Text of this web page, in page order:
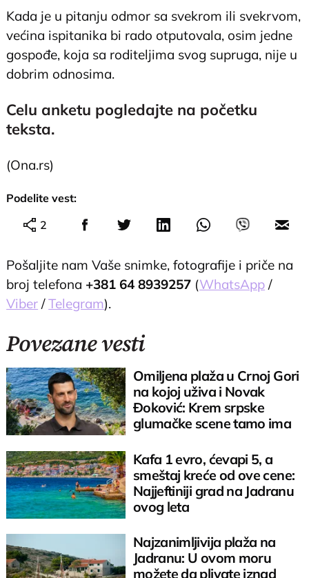
Kada je u pitanju odmor sa svekrom ili svekrvom,
većina ispitanika bi rado otputovala, osim jedne
gospođe, koja sa roditeljima svog supruga, nije u
dobrim odnosima.
Celu anketu pogledajte na početku
teksta.
(Ona.rs)
Podelite vest:
2
Pošaljite nam Vaše snimke, fotografije i priče na
broj telefona +381 64 8939257 (WhatsApp /
Viber /Telegram).
Povezane vesti
Omiljena plaža u Crnoj Gori
na kojoj uživa i Novak
Đoković: Krem srpske
glumačke scene tamo ima
Kafa 1 evro, ćevapi 5, a
smeštaj kreće od ove cene:
Najjeftiniji grad na Jadranu
ovog leta
Najzanimljivija plaža na
Jadranu: U ovom moru
možete da plivate iznad